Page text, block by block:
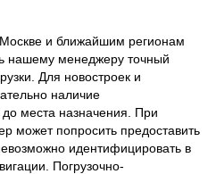
Москве и ближайшим регионам
нашему менеджеру точный
Для новостроек и
наличие
места назначения. При
может попросить предоставить
идентифицировать в
Погрузочно-